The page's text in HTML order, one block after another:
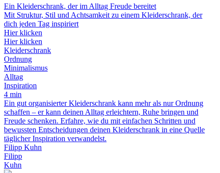
Ein Kleiderschrank, der im Alltag Freude bereitet
Mit Struktur, Stil und Achtsamkeit zu einem Kleiderschrank, der
dich jeden Tag inspiriert
Hier klicken
Hier klicken
Kleiderschrank
Ordnung
Minimalismus
Alltag
Inspiration
4 min
Ein gut organisierter Kleiderschrank kann mehr als nur Ordnung
schaffen – er kann deinen Alltag erleichtern, Ruhe bringen und
Freude schenken. Erfahre, wie du mit einfachen Schritten und
bewussten Entscheidungen deinen Kleiderschrank in eine Quelle
täglicher Inspiration verwandelst.
Filipp Kuhn
Filipp
Kuhn